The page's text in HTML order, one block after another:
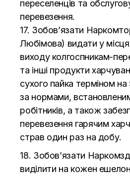
переселенців та
перевезення.
17. Зобов’язати
Любімова) видати у
виходу колгоспникам-
та інші продукти
сухого пайка терміном на
за нормами,
робітників, а також
перевезення гарячим
страв один раз на добу.
18. Зобов’язати
виділити на кожен ешелон